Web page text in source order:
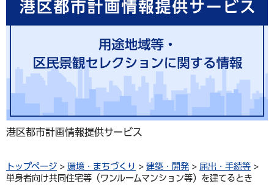
港区都市計画情報提供サービス
トップページ > 環境・まちづくり > 建築・開発 > 届出・手続等 >
単身者向け共同住宅等（ワンルームマンション等）を建てるとき